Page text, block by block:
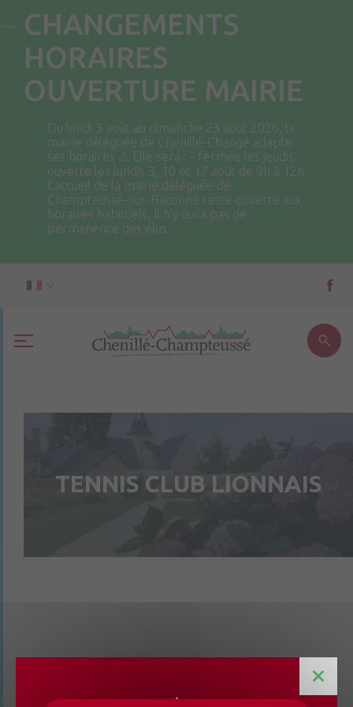
CHANGEMENTS
HORAIRES
OUVERTURE MAIRIE
Du lundi 3 août au dimanche 23 août 2026, la
mairie déléguée de Chenillé-Changé adapte
ses horaires ⚠ Elle sera : - fermée les jeudis. -
ouverte les lundis 3, 10 et 17 août de 9h à 12h.
L'accueil de la mairie déléguée de
Champteussé-sur-Baconne reste ouverte aux
horaires habituels. Il n'y aura pas de
permanence des élus
TENNIS CLUB LIONNAIS